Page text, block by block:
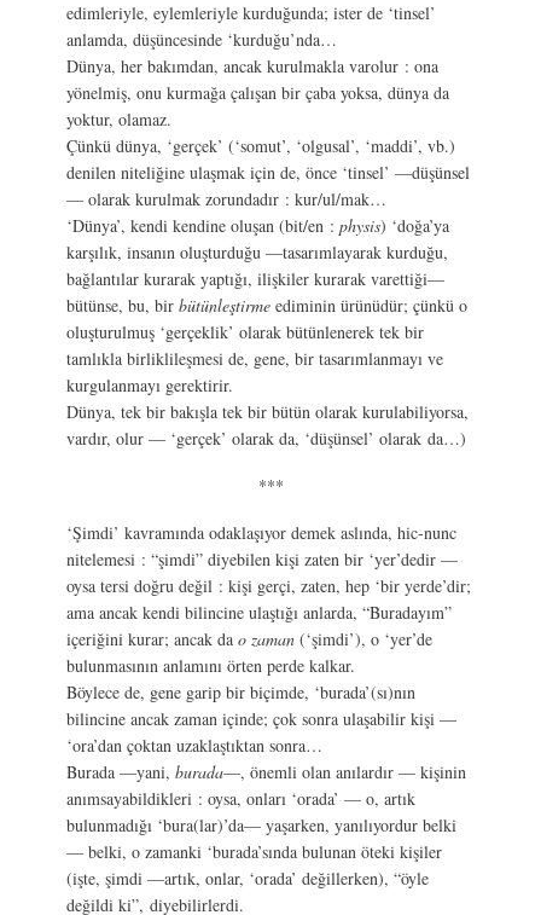
edimleriyle, eylemleriyle kurduğunda; ister de ‘tinsel’
anlamda, düşüncesinde ‘kurduğu’nda…
Dünya, her bakımdan, ancak kurulmakla varolur : ona
yönelmiş, onu kurmağa çalışan bir çaba yoksa, dünya da
yoktur, olamaz.
Çünkü dünya, ‘gerçek’ (‘somut’, ‘olgusal’, ‘maddi’, vb.)
denilen niteliğine ulaşmak için de, önce ‘tinsel’ —düşünsel
— olarak kurulmak zorundadır : kur/ul/mak…
‘Dünya’, kendi kendine oluşan (bit/en : physis) ‘doğa’ya
karşılık, insanın oluşturduğu —tasarımlayarak kurduğu,
bağlantılar kurarak yaptığı, ilişkiler kurarak varettiği—
bütünse, bu, bir bütünleştirme ediminin ürünüdür; çünkü o
oluşturulmuş ‘gerçeklik’ olarak bütünlenerek tek bir
tamlıkla birliklileşmesi de, gene, bir tasarımlanmayı ve
kurgulanmayı gerektirir.
Dünya, tek bir bakışla tek bir bütün olarak kurulabiliyorsa,
vardır, olur — ‘gerçek’ olarak da, ‘düşünsel’ olarak da…)
***
‘Şimdi’ kavramında odaklaşıyor demek aslında, hic-nunc
nitelemesi : “şimdi” diyebilen kişi zaten bir ‘yer’dedir —
oysa tersi doğru değil : kişi gerçi, zaten, hep ‘bir yerde’dir;
ama ancak kendi bilincine ulaştığı anlarda, “Buradayım”
içeriğini kurar; ancak da o zaman (‘şimdi’), o ‘yer’de
bulunmasının anlamını örten perde kalkar.
Böylece de, gene garip bir biçimde, ‘burada’(sı)nın
bilincine ancak zaman içinde; çok sonra ulaşabilir kişi —
‘ora’dan çoktan uzaklaştıktan sonra…
Burada —yani, burada—, önemli olan anılardır — kişinin
anımsayabildikleri : oysa, onları ‘orada’ — o, artık
bulunmadığı ‘bura(lar)’da— yaşarken, yanılıyordur belki
— belki, o zamanki ‘burada’sında bulunan öteki kişiler
(işte, şimdi —artık, onlar, ‘orada’ değillerken), “öyle
değildi ki”, diyebilirlerdi.